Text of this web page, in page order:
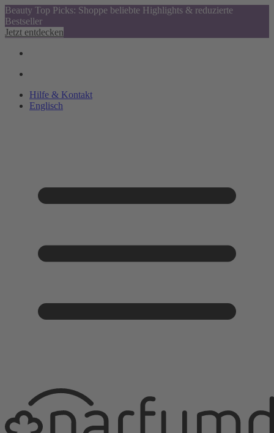
Beauty Top Picks: Shoppe beliebte Highlights & reduzierte
Bestseller
Jetzt entdecken
Hilfe & Kontakt
Englisch